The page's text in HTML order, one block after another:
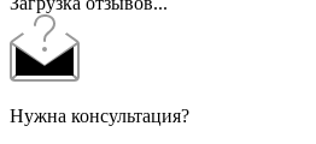
Нужна консультация?